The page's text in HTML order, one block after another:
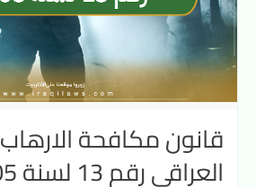
قانون مكافحة الارهاب
العراقي رقم 13 لسنة 2005